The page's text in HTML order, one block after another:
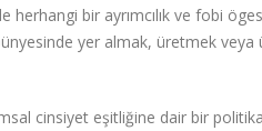
herhangi bir ayrımcılık ve fobi
yer almak, üretmek
cinsiyet eşitliğine dair bir